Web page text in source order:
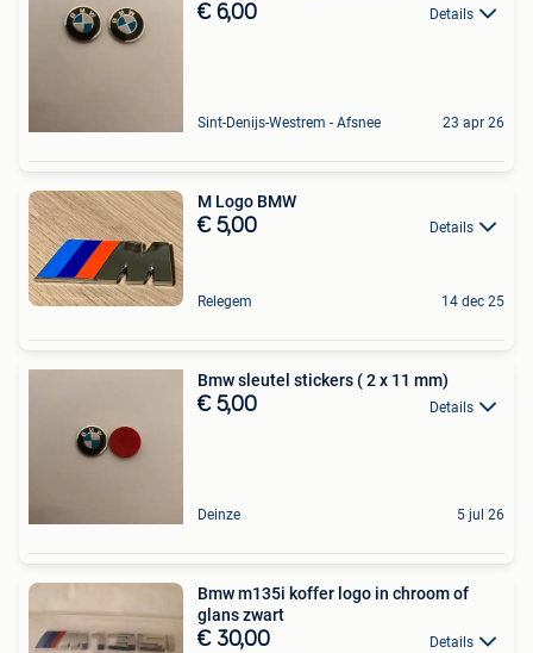
€ 6,00 Details
Sint-Denijs-Westrem - Afsnee 23 apr 26
M Logo BMW
€ 5,00 Details
Relegem 14 dec 25
Bmw sleutel stickers ( 2 x 11 mm)
€ 5,00 Details
Deinze 5 jul 26
Bmw m135i koffer logo in chroom of
glans zwart
€ 30,00 Details